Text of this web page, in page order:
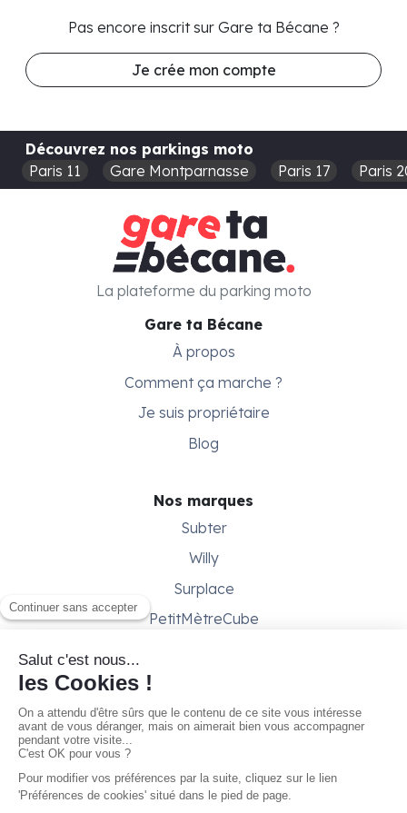
Pas encore inscrit sur Gare ta Bécane ?
Je crée mon compte
Découvrez nos parkings moto
Paris 11
Gare Montparnasse Paris 17 Paris
Gare ta Bécane
À propos
Comment ça marche ?
Je suis propriétaire
Blog
Nos marques
Subter
Willy
Surplace
PetitMètreCube
Besoin d'aide ?
Conditions générales
Gestion des cookies
La plateforme du parking moto